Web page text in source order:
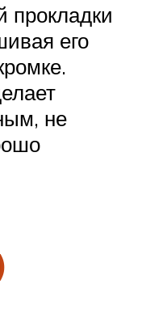
прокладки
его
не